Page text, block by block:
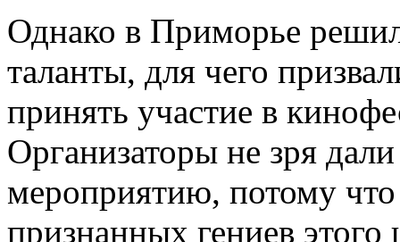
Однако в Приморье
таланты, для чего
принять участие в
Организаторы не зря
мероприятию, потому
признанных гениев